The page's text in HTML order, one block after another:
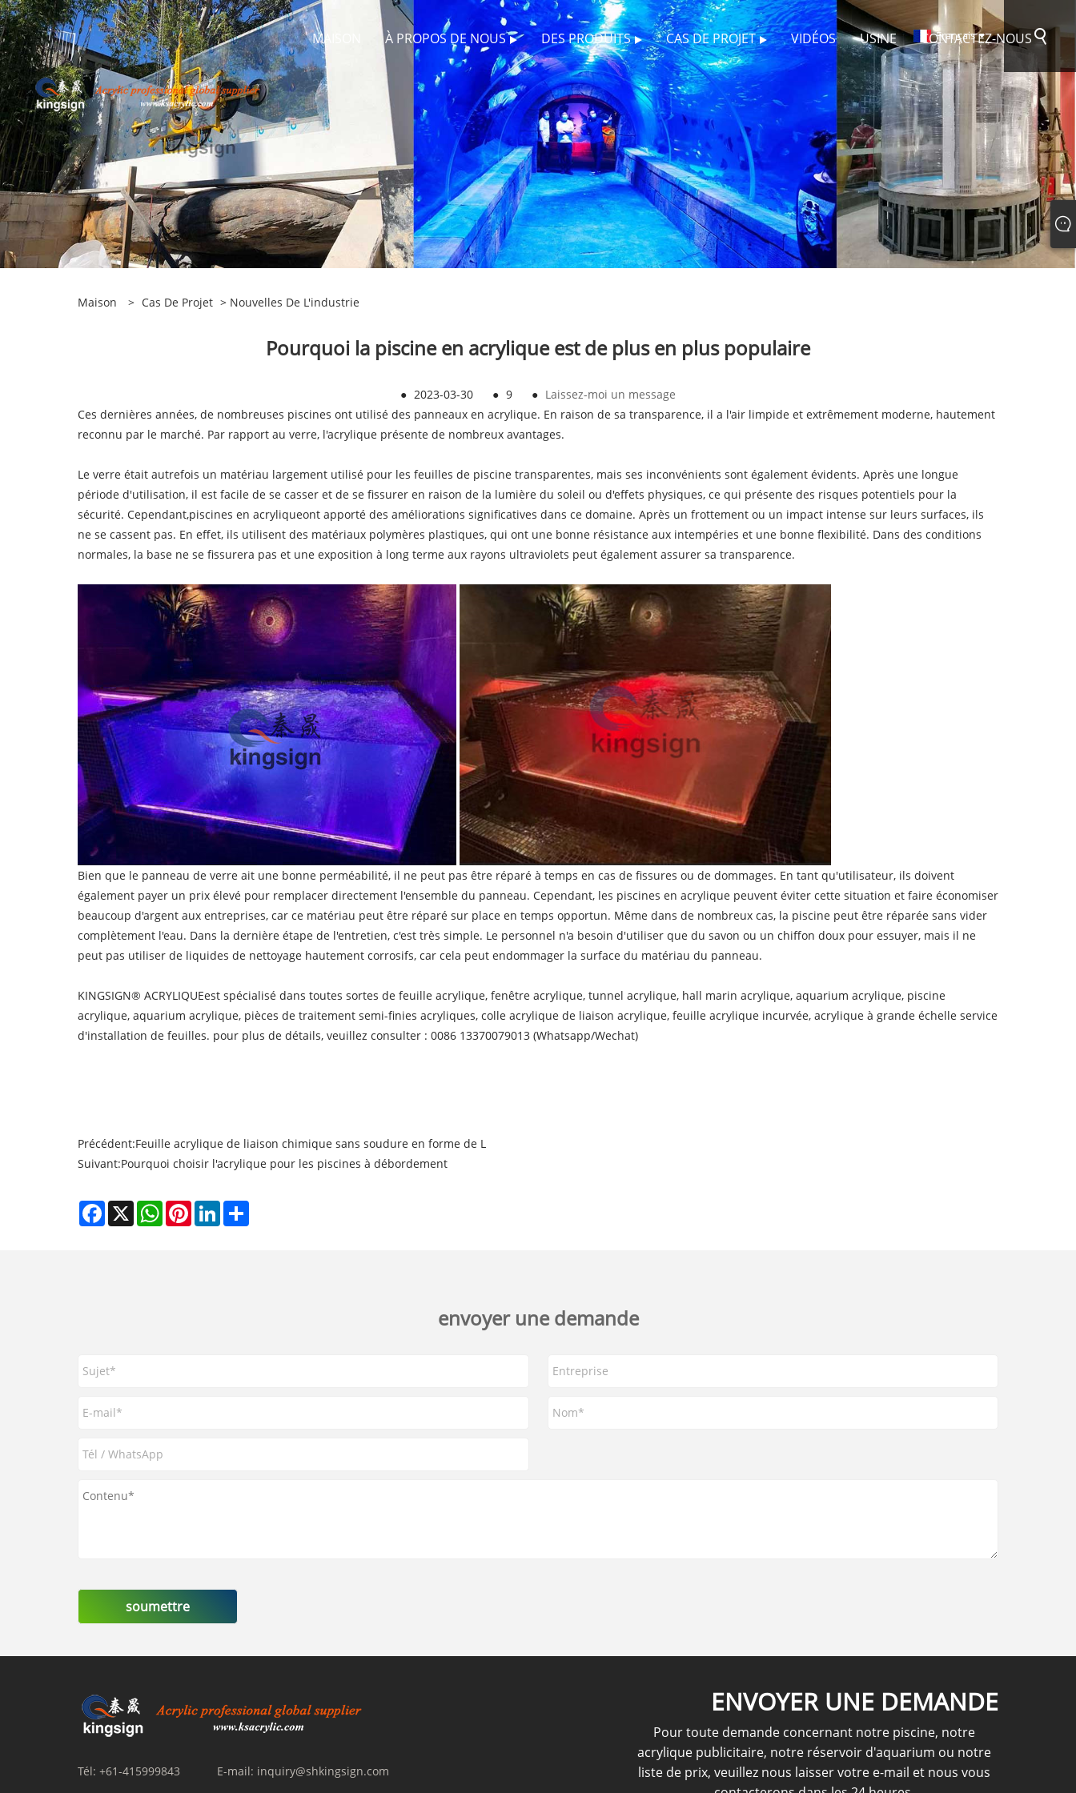
MAISON À PROPOS DE NOUS DES PRODUITS CAS DE PROJET VIDÉOS USINE CONTACTEZ-NOUS
Français
Maison > Cas De Projet > Nouvelles De L'industrie
Pourquoi la piscine en acrylique est de plus en plus populaire
● 2023-03-30 ● 9 ● Laissez-moi un message
Ces dernières années, de nombreuses piscines ont utilisé des panneaux en acrylique. En raison de sa transparence, il a l'air limpide et extrêmement moderne, hautement
reconnu par le marché. Par rapport au verre, l'acrylique présente de nombreux avantages.
Le verre était autrefois un matériau largement utilisé pour les feuilles de piscine transparentes, mais ses inconvénients sont également évidents. Après une longue
période d'utilisation, il est facile de se casser et de se fissurer en raison de la lumière du soleil ou d'effets physiques, ce qui présente des risques potentiels pour la
sécurité. Cependant,piscines en acryliqueont apporté des améliorations significatives dans ce domaine. Après un frottement ou un impact intense sur leurs surfaces, ils
ne se cassent pas. En effet, ils utilisent des matériaux polymères plastiques, qui ont une bonne résistance aux intempéries et une bonne flexibilité. Dans des conditions
normales, la base ne se fissurera pas et une exposition à long terme aux rayons ultraviolets peut également assurer sa transparence.
Bien que le panneau de verre ait une bonne perméabilité, il ne peut pas être réparé à temps en cas de fissures ou de dommages. En tant qu'utilisateur, ils doivent
également payer un prix élevé pour remplacer directement l'ensemble du panneau. Cependant, les piscines en acrylique peuvent éviter cette situation et faire économiser
beaucoup d'argent aux entreprises, car ce matériau peut être réparé sur place en temps opportun. Même dans de nombreux cas, la piscine peut être réparée sans vider
complètement l'eau. Dans la dernière étape de l'entretien, c'est très simple. Le personnel n'a besoin d'utiliser que du savon ou un chiffon doux pour essuyer, mais il ne
peut pas utiliser de liquides de nettoyage hautement corrosifs, car cela peut endommager la surface du matériau du panneau.
KINGSIGN® ACRYLIQUEest spécialisé dans toutes sortes de feuille acrylique, fenêtre acrylique, tunnel acrylique, hall marin acrylique, aquarium acrylique, piscine
acrylique, aquarium acrylique, pièces de traitement semi-finies acryliques, colle acrylique de liaison acrylique, feuille acrylique incurvée, acrylique à grande échelle service
d'installation de feuilles. pour plus de détails, veuillez consulter : 0086 13370079013 (Whatsapp/Wechat)
Précédent:Feuille acrylique de liaison chimique sans soudure en forme de L
Suivant:Pourquoi choisir l'acrylique pour les piscines à débordement
Facebook
X WhatsAppPinterestLinkedIn
envoyer une demande
soumettre
Tél: +61-415999843 E-mail: inquiry@shkingsign.com
ENVOYER UNE DEMANDE
Pour toute demande concernant notre piscine, notre
acrylique publicitaire, notre réservoir d'aquarium ou notre
liste de prix, veuillez nous laisser votre e-mail et nous vous